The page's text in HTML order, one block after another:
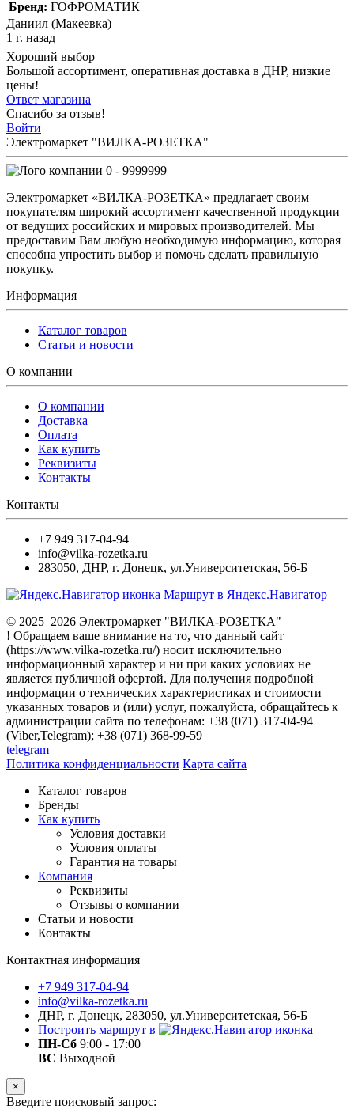
Бренд: ГОФРОМАТИК
Даниил (Макеевка)
1 г. назад
Хороший выбор
Большой ассортимент, оперативная доставка в ДНР, низкие
цены!
Ответ магазина
Спасибо за отзыв!
Войти
Электромаркет "ВИЛКА-РОЗЕТКА"
0 - 9999999
Электромаркет «ВИЛКА-РОЗЕТКА» предлагает своим
покупателям широкий ассортимент качественной продукции
от ведущих российских и мировых производителей. Мы
предоставим Вам любую необходимую информацию, которая
способна упростить выбор и помочь сделать правильную
покупку.
Информация
Каталог товаров
Статьи и новости
О компании
О компании
Доставка
Оплата
Как купить
Реквизиты
Контакты
Контакты
+7 949 317-04-94
info@vilka-rozetka.ru
283050, ДНР, г. Донецк, ул.Университетская, 56-Б
Маршрут в Яндекс.Навигатор
© 2025–2026 Электромаркет "ВИЛКА-РОЗЕТКА"
! Обращаем ваше внимание на то, что данный сайт
(https://www.vilka-rozetka.ru/) носит исключительно
информационный характер и ни при каких условиях не
является публичной офертой. Для получения подробной
информации о технических характеристиках и стоимости
указанных товаров и (или) услуг, пожалуйста, обращайтесь к
администрации сайта по телефонам: +38 (071) 317-04-94
(Viber,Telegram); +38 (071) 368-99-59
telegram
Политика конфиденциальности Карта сайта
Каталог товаров
Бренды
Как купить
Условия доставки
Условия оплаты
Гарантия на товары
Компания
Реквизиты
Отзывы о компании
Статьи и новости
Контакты
Контактная информация
+7 949 317-04-94
info@vilka-rozetka.ru
ДНР, г. Донецк, 283050, ул.Университетская, 56-Б
Построить маршрут в
ПН-Сб 9:00 - 17:00
ВС Выходной
×
Введите поисковый запрос: